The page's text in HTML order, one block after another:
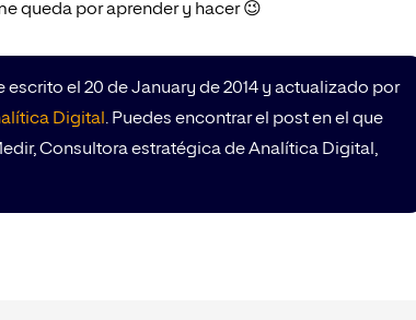
queda por aprender y hacer 😉
el 20 de January de 2014 y actualizado por
Digital . Puedes encontrar el post en el que
Consultora estratégica de Analítica Digital,